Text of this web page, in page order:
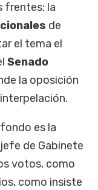
frentes: la
de
el tema el
Senado
la oposición
es la
de Gabinete
votos, como
como insiste